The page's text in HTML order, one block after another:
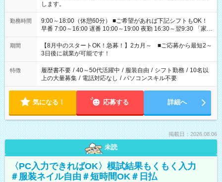
します。
勤務時間
9:00～18:00（休憩60分） ■ご希望があれば下記シフトもOK！
早番 7:00～16:00 遅番 10:00～19:00 夜勤 16:30～翌9:30 「家族
と休みを合わせたい」 「余裕を持って夕飯の準備がしたい」
「できれば残業はしたくない」 など、ご希望を教えてください
ね。 ※Wワーク希望の方へ 今ご覧のお仕事で希望する勤務時間
と、もう1つのお仕事の勤務時間。 合計で週40時間を超える場
合は応募できません。
期間
【8月中のスタートOK！急募！】2カ月～ ■ご応募から最短2～
3日後に就業が可能です！
特徴 履歴書不要 / 40～50代活躍中 / 服装自由 / シフト勤務 / 10名以
上の大量募集 / 電話対応なし / パソコンスキル不要
気になる！ 応募する 詳細へ
掲載日：2026.08.06
未読
〈PC入力できればOK〉模試結果もくもく入力
＃服装ネイル自由＃短時間OK＃日払